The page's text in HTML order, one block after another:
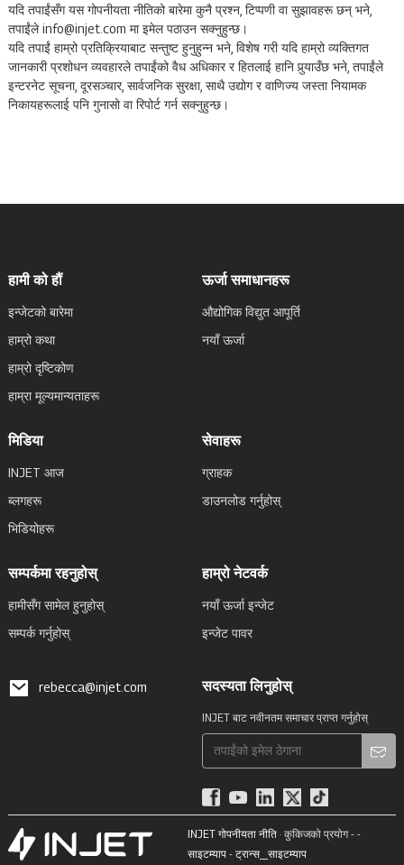
यदि तपाईंसँग यस गोपनीयता नीतिको बारेमा कुनै प्रश्न, टिप्पणी वा सुझावहरू छन् भने,
तपाईंले info@injet.com मा इमेल पठाउन सक्नुहुन्छ।
यदि तपाईं हाम्रो प्रतिक्रियाबाट सन्तुष्ट हुनुहुन्न भने, विशेष गरी यदि हाम्रो व्यक्तिगत
जानकारी प्रशोधन व्यवहारले तपाईंको वैध अधिकार र हितलाई हानि पुर्‍याउँछ भने, तपाईंले
इन्टरनेट सूचना, दूरसञ्चार, सार्वजनिक सुरक्षा, साथै उद्योग र वाणिज्य जस्ता नियामक
निकायहरूलाई पनि गुनासो वा रिपोर्ट गर्न सक्नुहुन्छ।
हामी को हौं
इन्जेटको बारेमा
हाम्रो कथा
हाम्रो दृष्टिकोण
हाम्रा मूल्यमान्यताहरू
ऊर्जा समाधानहरू
औद्योगिक विद्युत आपूर्ति
नयाँ ऊर्जा
मिडिया
INJET आज
ब्लगहरू
भिडियोहरू
सेवाहरू
ग्राहक
डाउनलोड गर्नुहोस्
सम्पर्कमा रहनुहोस्
हामीसँग सामेल हुनुहोस्
सम्पर्क गर्नुहोस्
हाम्रो नेटवर्क
नयाँ ऊर्जा इन्जेट
इन्जेट पावर
rebecca@injet.com सदस्यता लिनुहोस्
INJET बाट नवीनतम समाचार प्राप्त गर्नुहोस्
INJET गोपनीयता नीति· कुकिजको प्रयोग - -
साइटम्याप- ट्रान्स_साइटम्याप